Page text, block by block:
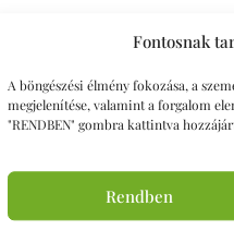
Fontosnak
A böngészési élmény fokozása, a
megjelenítése, valamint a forgalom
"RENDBEN" gombra kattintva
Rendben